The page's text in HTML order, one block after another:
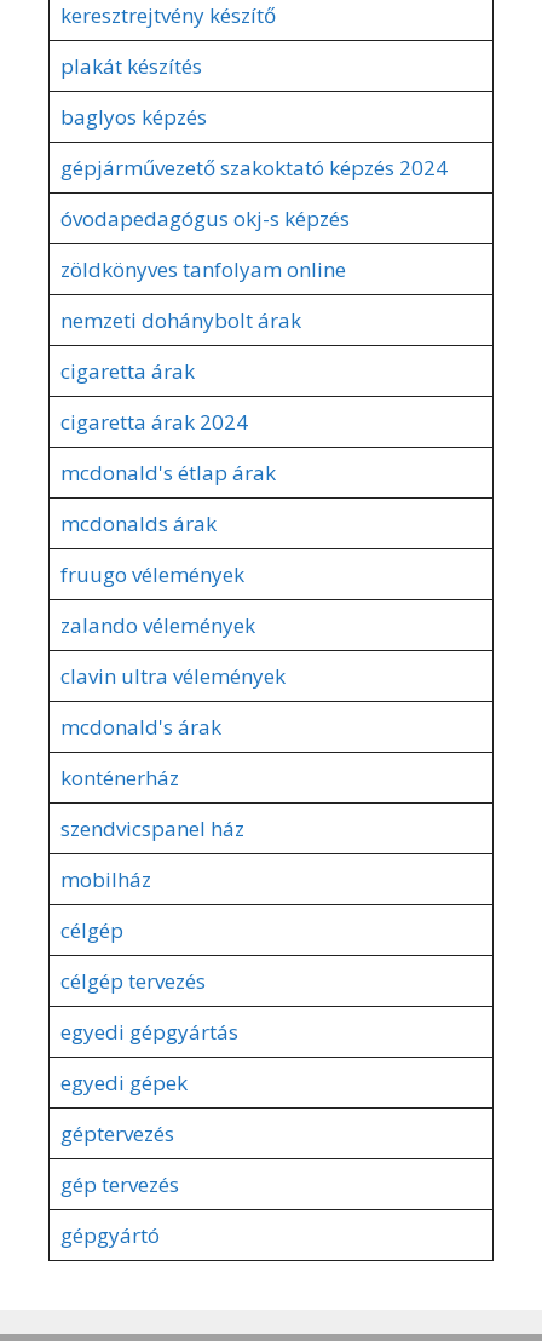
keresztrejtvény készítő
plakát készítés
baglyos képzés
gépjárművezető szakoktató képzés 2024
óvodapedagógus okj-s képzés
zöldkönyves tanfolyam online
nemzeti dohánybolt árak
cigaretta árak
cigaretta árak 2024
mcdonald's étlap árak
mcdonalds árak
fruugo vélemények
zalando vélemények
clavin ultra vélemények
mcdonald's árak
konténerház
szendvicspanel ház
mobilház
célgép
célgép tervezés
egyedi gépgyártás
egyedi gépek
géptervezés
gép tervezés
gépgyártó